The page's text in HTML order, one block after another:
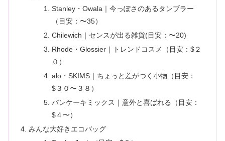
Stanley・Owala｜今っぽさのあるタンブラー
（目安：〜35）
Chilewich｜センスが出る雑貨(目安：〜20)
Rhode・Glossier｜トレンドコスメ（目安：$２
０）
alo・SKIMS｜ちょっと差がつく小物（目安：
$３０〜３８）
パンケーキミックス｜意外と喜ばれる（目安：
$４〜）
みんな大好きエコバッグ